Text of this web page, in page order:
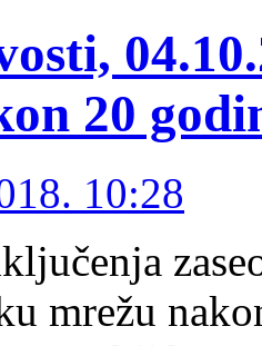
20
10:28
mrežu